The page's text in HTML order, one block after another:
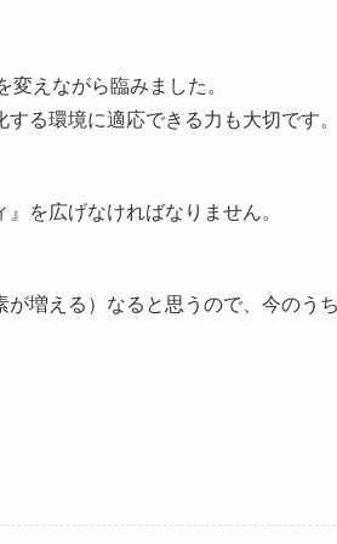
えながら臨みました。
る環境に適応できる力も大切です。
を広げなければなりません。
増える）なると思うので、今のう